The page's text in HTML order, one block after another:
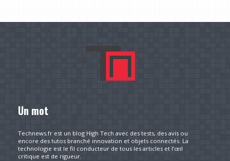
Un mot
Technews.fr est un blog High Tech avec des tests, des avis ou
encore des tutos branché innovation et objets connectés. La
technologie est le fil conducteur de tous les articles et l’œil
critique est de rigueur.